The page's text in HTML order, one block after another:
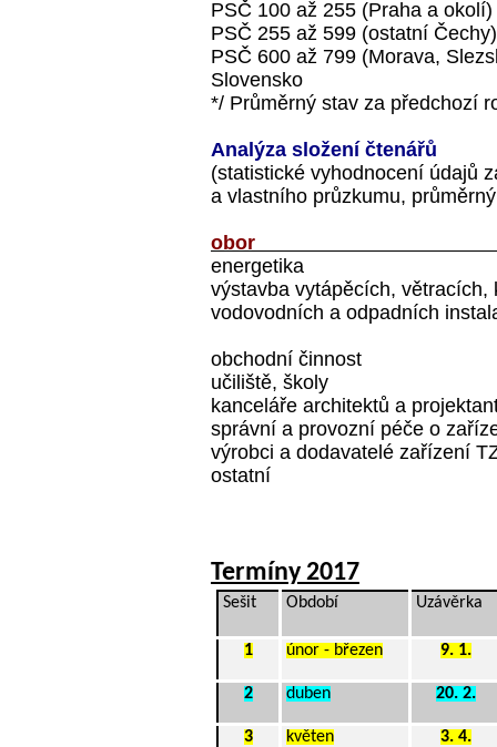
PSČ 100 až 255 (Praha a okolí)
PSČ 255 až 599 (ostatní Čechy)
PSČ 600 až 799 (Morava,
Slovensko
*/ Průměrný stav za předchozí
Analýza složení čtenářů
(statistické vyhodnocení údajů
a vlastního průzkumu,
obor
energetika
výstavba vytápěcích,
vodovodních a odpadních
obchodní činnost
učiliště, školy
kanceláře architektů a
správní a provozní péče o
výrobci a dodavatelé zařízení
ostatní
Termíny 2017
Sešit Období Uzávěrka
1 únor - březen 9. 1.
2 duben 20. 2.
3 květen
3. 4.